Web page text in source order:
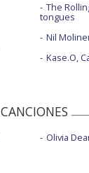
The
tongues
Nil
Kase.O,
CANCIONES
Olivia